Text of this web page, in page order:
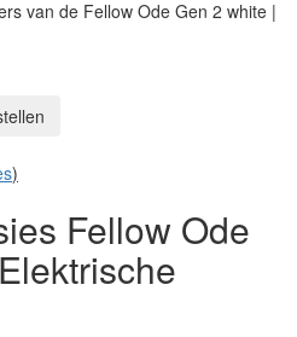
van de Fellow Ode Gen 2 white |
)
Fellow Ode